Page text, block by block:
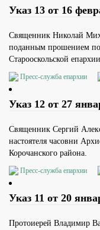
Указ 13 от 16
Священник Николай
поданным прошением
Старооскольской
Пресс-служба епархии
Указ 12 от 27
Священник Сергий
настоятеля часовни
Корочанского района.
Пресс-служба епархии
Указ 11 от 20
Протоиерей Владимир